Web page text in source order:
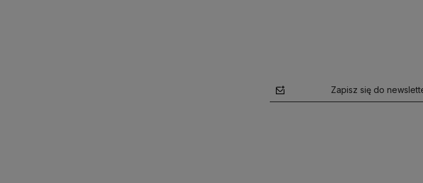
Zapisz się do